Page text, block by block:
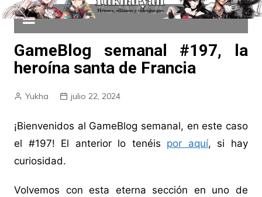
GameBlog semanal #197, la
heroína santa de Francia
Yukha julio 22, 2024
¡Bienvenidos al GameBlog semanal, en este caso
el #197! El anterior lo tenéis por aquí, si hay
curiosidad.
Volvemos con esta eterna sección en uno de